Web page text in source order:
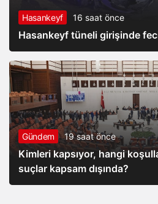
Hasankeyf 16 saat önce
Hasankeyf tüneli girişinde
Gündem 19 saat önce
Kimleri kapsıyor, hangi
suçlar kapsam dışında?